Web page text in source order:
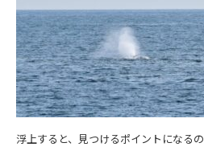
浮上すると、見つけるポイントになるの